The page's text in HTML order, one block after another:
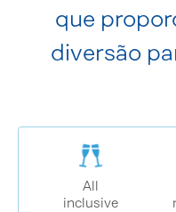
que
diversão
All
inclusive